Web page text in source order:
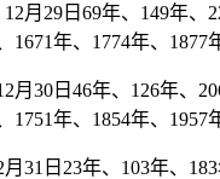
月29日69年、149年、
年、1774年、1877
30日46年、126年、
年、1854年、1957
31日23年、103年、